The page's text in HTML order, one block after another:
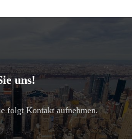
uns!
folgt Kontakt aufnehmen.